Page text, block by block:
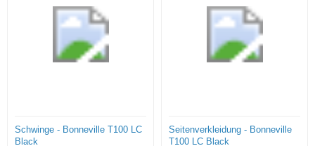
Schwinge - Bonneville T100 LC
Black
Seitenverkleidung - Bonneville
T100 LC Black